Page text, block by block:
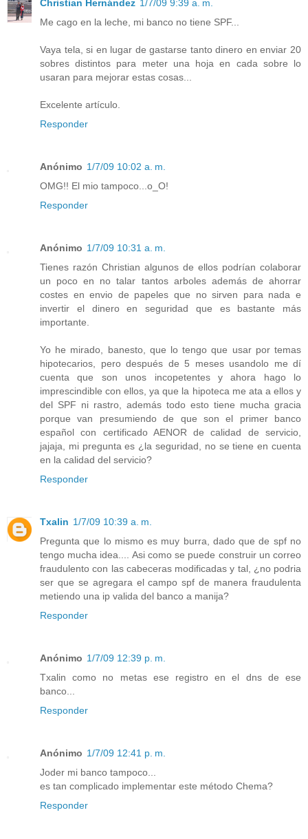
Christian Hernández 1/7/09 9:39 a. m.
Me cago en la leche, mi banco no tiene SPF...
Vaya tela, si en lugar de gastarse tanto dinero en enviar 20
sobres distintos para meter una hoja en cada sobre lo
usaran para mejorar estas cosas...
Excelente artículo.
Responder
Anónimo 1/7/09 10:02 a. m.
OMG!! El mio tampoco...o_O!
Responder
Anónimo 1/7/09 10:31 a. m.
Tienes razón Christian algunos de ellos podrían colaborar
un poco en no talar tantos arboles además de ahorrar
costes en envio de papeles que no sirven para nada e
invertir el dinero en seguridad que es bastante más
importante.
Yo he mirado, banesto, que lo tengo que usar por temas
hipotecarios, pero después de 5 meses usandolo me dí
cuenta que son unos incopetentes y ahora hago lo
imprescindible con ellos, ya que la hipoteca me ata a ellos y
del SPF ni rastro, además todo esto tiene mucha gracia
porque van presumiendo de que son el primer banco
español con certificado AENOR de calidad de servicio,
jajaja, mi pregunta es ¿la seguridad, no se tiene en cuenta
en la calidad del servicio?
Responder
Txalin 1/7/09 10:39 a. m.
Pregunta que lo mismo es muy burra, dado que de spf no
tengo mucha idea.... Asi como se puede construir un correo
fraudulento con las cabeceras modificadas y tal, ¿no podria
ser que se agregara el campo spf de manera fraudulenta
metiendo una ip valida del banco a manija?
Responder
Anónimo 1/7/09 12:39 p. m.
Txalin como no metas ese registro en el dns de ese
banco...
Responder
Anónimo 1/7/09 12:41 p. m.
Joder mi banco tampoco...
es tan complicado implementar este método Chema?
Responder